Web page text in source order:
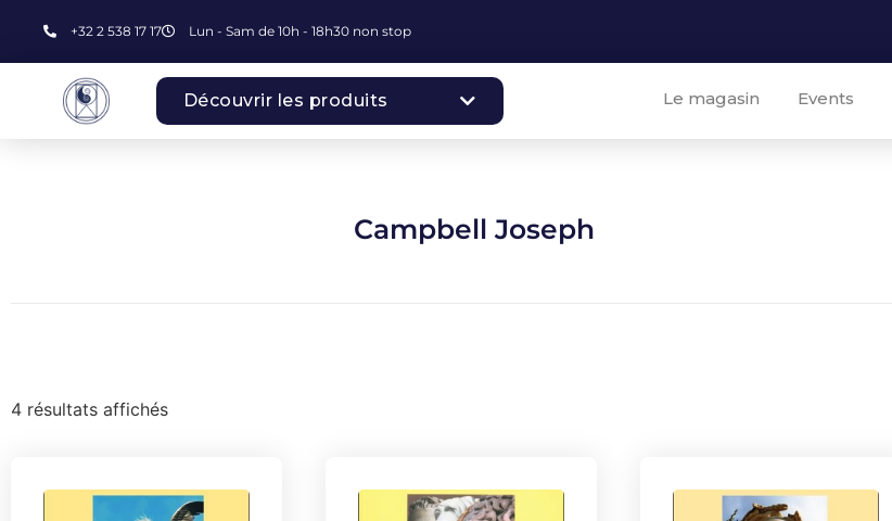
+32 2 538 17 17 Lun - Sam de 10h - 18h30 non stop
Découvrir les produits Le magasin Events
Campbell Joseph
4 résultats affichés